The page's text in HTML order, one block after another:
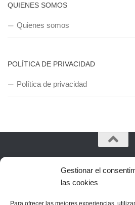
Gestionar el
las cookies
Para ofrecer las mejores experiencias,
QUIENES SOMOS
Quienes somos
POLÍTICA DE PRIVACIDAD
Política de privacidad